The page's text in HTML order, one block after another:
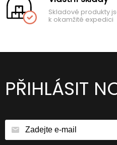
Skladové produkty
k okamžité expedici
PŘIHLÁSIT